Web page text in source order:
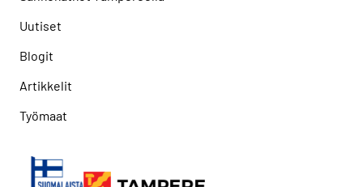
Uutiset
Blogit
Artikkelit
Työmaat